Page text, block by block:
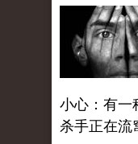
小心：有一
杀手正在流